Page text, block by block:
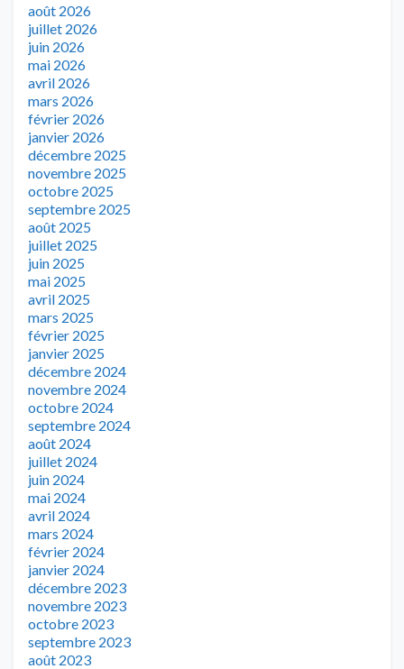
août 2026
juillet 2026
juin 2026
mai 2026
avril 2026
mars 2026
février 2026
janvier 2026
décembre 2025
novembre 2025
octobre 2025
septembre 2025
août 2025
juillet 2025
juin 2025
mai 2025
avril 2025
mars 2025
février 2025
janvier 2025
décembre 2024
novembre 2024
octobre 2024
septembre 2024
août 2024
juillet 2024
juin 2024
mai 2024
avril 2024
mars 2024
février 2024
janvier 2024
décembre 2023
novembre 2023
octobre 2023
septembre 2023
août 2023